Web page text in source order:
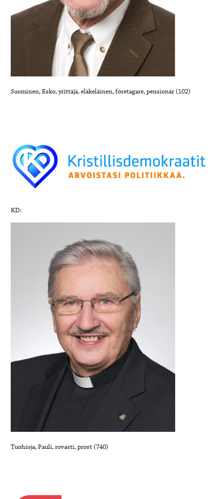
Suominen, Esko, yrittäjä, eläkeläinen, företagare, pensionär (102)
KD:
Tuohioja, Pauli, rovasti, prost (740)